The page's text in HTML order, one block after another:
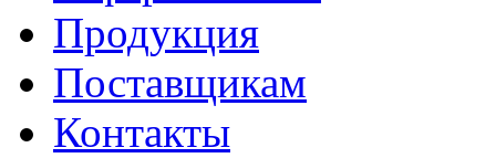
Продукция
Поставщикам
Контакты